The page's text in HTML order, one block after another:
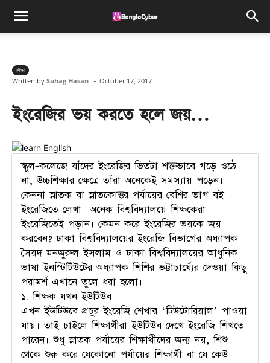
শিক্ষা
Written by Suhag Hasan - October 17, 2017
ইংরেজির ভয় করতে হলে জয়…
স্কুল-কলেজে যাঁদের ইংরেজির ভিতটা শক্তভাবে গড়ে ওঠে
না, উচ্চশিক্ষার ক্ষেত্রে তাঁরা অনেকেই সমস্যায় পড়েন।
কেননা স্নাতক বা স্নাতকোত্তর পর্যায়ের বেশির ভাগ বই
ইংরেজিতে লেখা। অনেক বিশ্ববিদ্যালয়ে শিক্ষকেরা
ইংরেজিতেই পড়ান। কেমন করে ইংরেজির ভয়কে জয়
করবেন? ঢাকা বিশ্ববিদ্যালয়ের ইংরেজি বিভাগের অধ্যাপক
সৈয়দ মনজুরুল ইসলাম ও ঢাকা বিশ্ববিদ্যালয়ের আধুনিক
ভাষা ইনস্টিটিউটের অধ্যাপক শিশির ভট্টাচার্য্যের দেওয়া কিছু
পরামর্শ এখানে তুলে ধরা হলো।
১. শিক্ষক যখন ইউটিউব
এখন ইউটিউবে প্রচুর ইংরেজি শেখার ‘টিউটোরিয়াল’ পাওয়া
যায়। তাই চাইলে শিক্ষার্থীরা ইউটিউব দেখে ইংরেজি শিখতে
পারেন। শুধু স্নাতক পর্যায়ের শিক্ষার্থীদের জন্য নয়, শিশু
থেকে শুরু করে যেকোনো পর্যায়ের শিক্ষার্থী বা যে কেউ